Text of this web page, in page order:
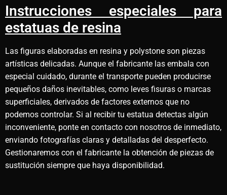
Instrucciones especiales para
estatuas de resina
Las figuras elaboradas en resina y polystone son piezas
artísticas delicadas. Aunque el fabricante las embala con
especial cuidado, durante el transporte pueden producirse
pequeños daños inevitables, como leves fisuras o marcas
superficiales, derivados de factores externos que no
podemos controlar. Si al recibir tu estatua detectas algún
inconveniente, ponte en contacto con nosotros de inmediato,
enviando fotografías claras y detalladas del desperfecto.
Gestionaremos con el fabricante la obtención de piezas de
sustitución siempre que haya disponibilidad.